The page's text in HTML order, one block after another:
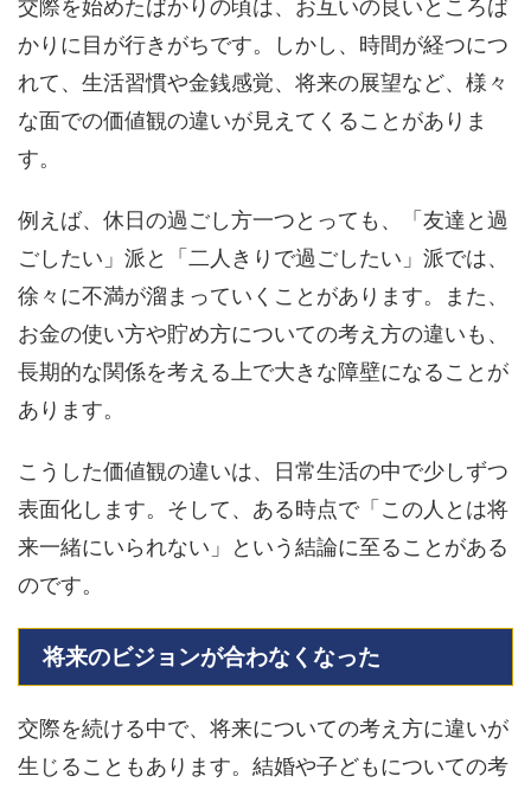
交際を始めたばかりの頃は、お互いの良いところば
かりに目が行きがちです。しかし、時間が経つにつ
れて、生活習慣や金銭感覚、将来の展望など、様々
な面での価値観の違いが見えてくることがありま
す。
例えば、休日の過ごし方一つとっても、「友達と過
ごしたい」派と「二人きりで過ごしたい」派では、
徐々に不満が溜まっていくことがあります。また、
お金の使い方や貯め方についての考え方の違いも、
長期的な関係を考える上で大きな障壁になることが
あります。
こうした価値観の違いは、日常生活の中で少しずつ
表面化します。そして、ある時点で「この人とは将
来一緒にいられない」という結論に至ることがある
のです。
将来のビジョンが合わなくなった
交際を続ける中で、将来についての考え方に違いが
生じることもあります。結婚や子どもについての考